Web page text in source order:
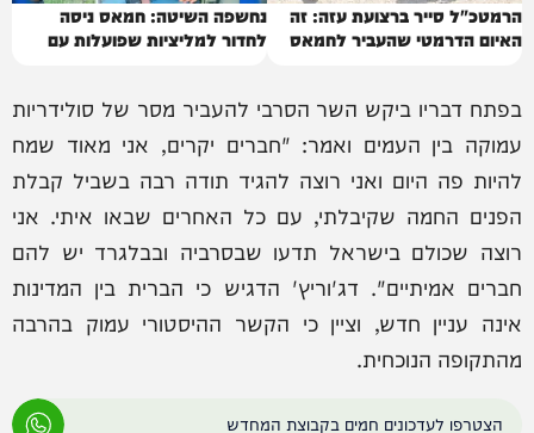
הרמטכ"ל סייר ברצועת עזה: זה
האיום הדרמטי שהעביר לחמאס
נחשפה השיטה: חמאס ניסה
לחדור למליציות שפועלות עם
בפתח דבריו ביקש השר הסרבי להעביר מסר של סולידריות
עמוקה בין העמים ואמר: "חברים יקרים, אני מאוד שמח
להיות פה היום ואני רוצה להגיד תודה רבה בשביל קבלת
הפנים החמה שקיבלתי, עם כל האחרים שבאו איתי. אני
רוצה שכולם בישראל תדעו שבסרביה ובבלגרד יש להם
חברים אמיתיים". דג'וריץ' הדגיש כי הברית בין המדינות
אינה עניין חדש, וציין כי הקשר ההיסטורי עמוק בהרבה
מהתקופה הנוכחית.
הצטרפו לעדכונים חמים בקבוצת המחדש